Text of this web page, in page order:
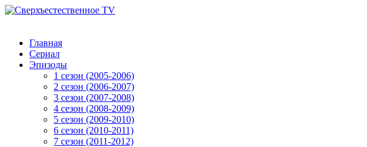
Главная
Сериал
Эпизоды
1 сезон (2005-2006)
2 сезон (2006-2007)
3 сезон (2007-2008)
4 сезон (2008-2009)
5 сезон (2009-2010)
6 сезон (2010-2011)
7 сезон (2011-2012)